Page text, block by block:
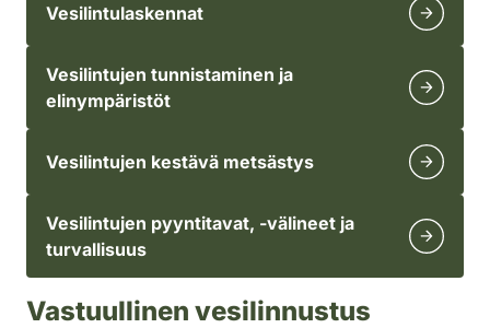
Vesilintulaskennat
Vesilintujen tunnistaminen ja
elinympäristöt
Vesilintujen kestävä metsästys
Vesilintujen pyyntitavat, -välineet ja
turvallisuus
Vastuullinen vesilinnustus